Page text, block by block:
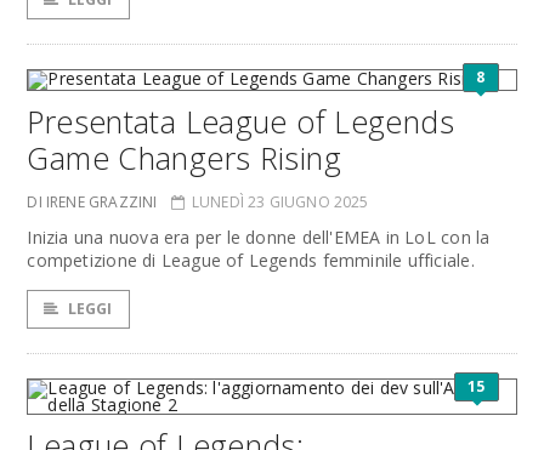
8
Presentata League of Legends
Game Changers Rising
DI IRENE GRAZZINI LUNEDÌ 23 GIUGNO 2025
Inizia una nuova era per le donne dell'EMEA in LoL con la
competizione di League of Legends femminile ufficiale.
LEGGI
15